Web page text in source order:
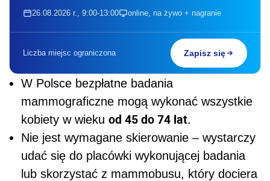
26.08.2026 r., 9:00-13:00 online, na żywo + nagranie
Liczba miejsc ograniczona Zapisz się
W Polsce bezpłatne badania
mammograficzne mogą wykonać wszystkie
kobiety w wieku od 45 do 74 lat.
Nie jest wymagane skierowanie – wystarczy
udać się do placówki wykonującej badania
lub skorzystać z mammobusu, który dociera